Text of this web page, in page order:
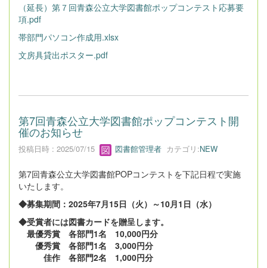
（延長）第７回青森公立大学図書館ポップコンテスト応募要
項.pdf
帯部門パソコン作成用.xlsx
文房具貸出ポスター.pdf
第7回青森公立大学図書館ポップコンテスト開
催のお知らせ
投稿日時 : 2025/07/15 図書館管理者 カテゴリ:NEW
第7回青森公立大学図書館POPコンテストを下記日程で実施
いたします。
◆募集期間：2025年7月15日（火）～10月1日（水）
◆受賞者には図書カードを贈呈します。
最優秀賞 各部門1名 10,000円分
優秀賞 各部門1名 3,000円分
佳作 各部門2名 1,000円分